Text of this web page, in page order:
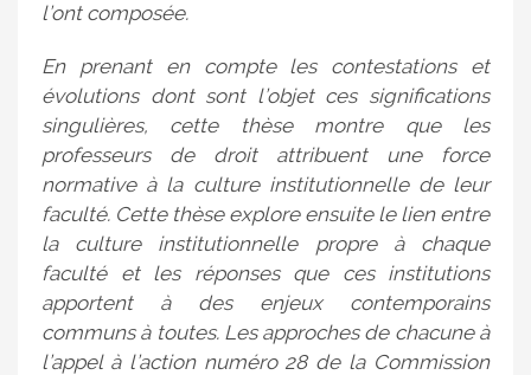
l’ont composée.
En prenant en compte les contestations et
évolutions dont sont l’objet ces significations
singulières, cette thèse montre que les
professeurs de droit attribuent une force
normative à la culture institutionnelle de leur
faculté. Cette thèse explore ensuite le lien entre
la culture institutionnelle propre à chaque
faculté et les réponses que ces institutions
apportent à des enjeux contemporains
communs à toutes. Les approches de chacune à
l’appel à l’action numéro 28 de la Commission